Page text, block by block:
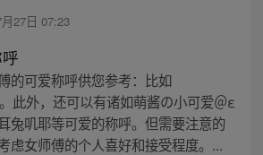
27日 07:23
的可爱称呼供您参考：比如
此外，还可以有诸如萌酱の小可爱＠ε
兔叽耶等可爱的称呼。但需要注意的
虑女师傅的个人喜好和接受程度。...